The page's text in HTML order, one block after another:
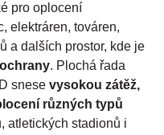
pro oplocení
elektráren, továren,
a dalších prostor, kde je
. Plochá řada
snese vysokou zátěž,
různých typů
atletických stadionů i